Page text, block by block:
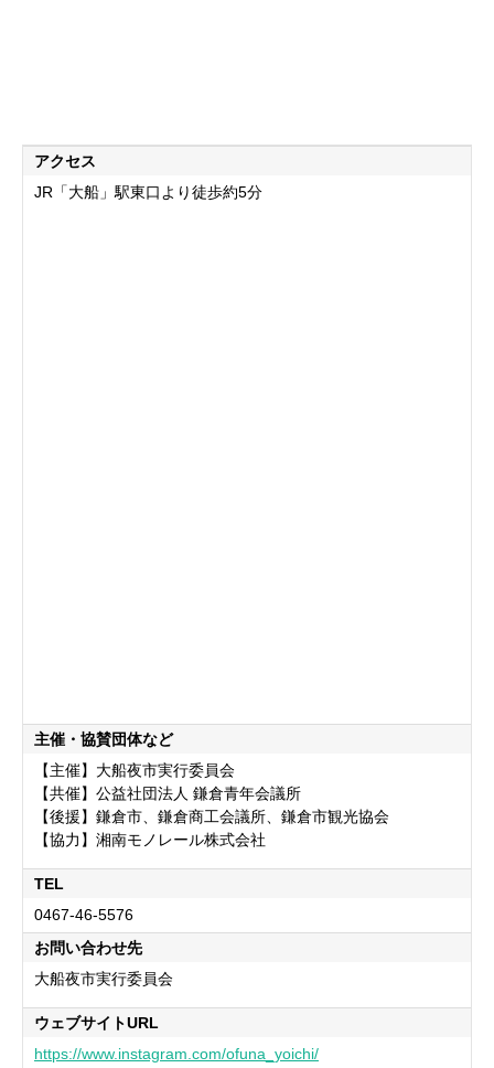
アクセス
JR「大船」駅東口より徒歩約5分
主催・協賛団体など
【主催】大船夜市実行委員会
【共催】公益社団法人 鎌倉青年会議所
【後援】鎌倉市、鎌倉商工会議所、鎌倉市観光協会
【協力】湘南モノレール株式会社
TEL
0467-46-5576
お問い合わせ先
大船夜市実行委員会
ウェブサイトURL
https://www.instagram.com/ofuna_yoichi/